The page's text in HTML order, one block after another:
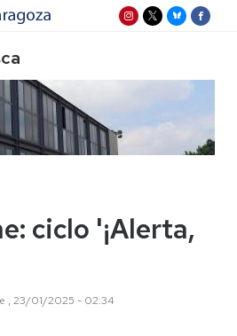
ciclo '¡Alerta,
, 23/01/2025 - 02:34